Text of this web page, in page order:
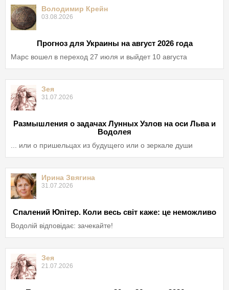
Володимир Крейн
03.08.2026
Прогноз для Украины на август 2026 года
Марс вошел в переход 27 июля и выйдет 10 августа
Зея
31.07.2026
Размышления о задачах Лунных Узлов на оси Льва и
Водолея
... или о пришельцах из будущего или о зеркале души
Ирина Звягина
31.07.2026
Спалений Юпітер. Коли весь світ каже: це неможливо
Водолій відповідає: зачекайте!
Зея
21.07.2026